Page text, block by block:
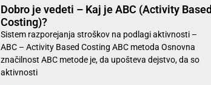
Dobro je vedeti – Kaj je ABC (Activity Based
Costing)?
Sistem razporejanja stroškov na podlagi aktivnosti –
ABC – Activity Based Costing ABC metoda Osnovna
značilnost ABC metode je, da upošteva dejstvo, da so
aktivnosti